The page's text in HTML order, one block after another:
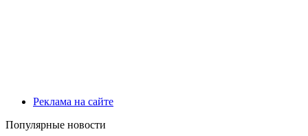
Реклама на сайте
Популярные новости